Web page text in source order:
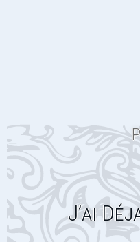
J’ai